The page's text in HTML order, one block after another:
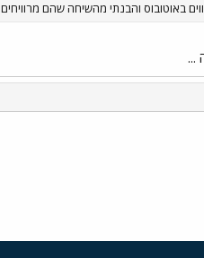
והבנתי מהשיחה שהם מרוויחים 19 ש"ח לשעה.